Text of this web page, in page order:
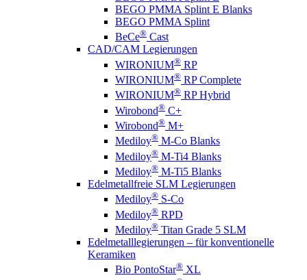
BEGO PMMA Splint E Blanks
BEGO PMMA Splint
BeCe® Cast
CAD/CAM Legierungen
WIRONIUM® RP
WIRONIUM® RP Complete
WIRONIUM® RP Hybrid
Wirobond® C+
Wirobond® M+
Mediloy® M-Co Blanks
Mediloy® M-Ti4 Blanks
Mediloy® M-Ti5 Blanks
Edelmetallfreie SLM Legierungen
Mediloy® S-Co
Mediloy® RPD
Mediloy® Titan Grade 5 SLM
Edelmetalllegierungen – für konventionelle
Keramiken
Bio PontoStar® XL